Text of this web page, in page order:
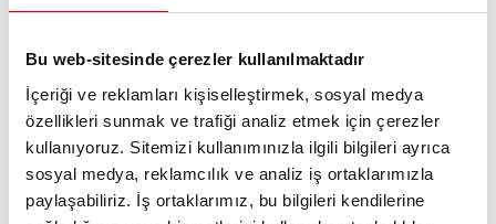
Bu web-sitesinde çerezler kullanılmaktadır
İçeriği ve reklamları kişiselleştirmek, sosyal medya
özellikleri sunmak ve trafiği analiz etmek için çerezler
kullanıyoruz. Sitemizi kullanımınızla ilgili bilgileri ayrıca
sosyal medya, reklamcılık ve analiz iş ortaklarımızla
paylaşabiliriz. İş ortaklarımız, bu bilgileri kendilerine
Banner marka kalitesinin levhası. Orijinal ekipman
kalitesi (OE).
ÜRÜN AYRINTILARI >